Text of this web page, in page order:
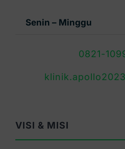
Senin – Minggu
0821-
VISI & MISI